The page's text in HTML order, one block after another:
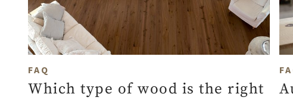
FAQ
Which type of wood is the right